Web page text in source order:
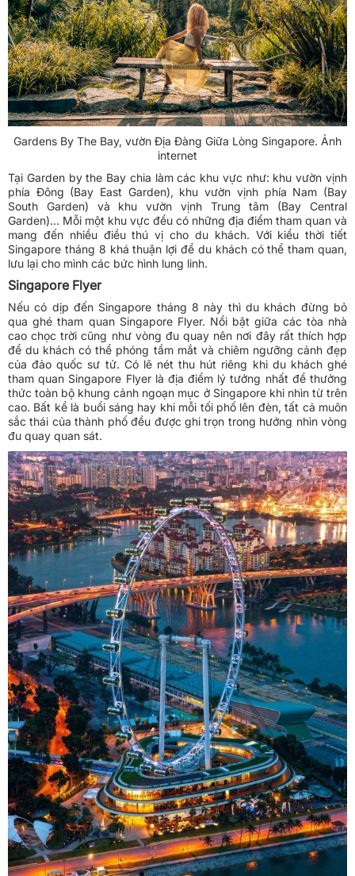
Gardens By The Bay, vườn Địa Đàng Giữa Lòng Singapore. Ảnh
internet
Tại Garden by the Bay chia làm các khu vực như: khu vườn vịnh
phía Đông (Bay East Garden), khu vườn vịnh phía Nam (Bay
South Garden) và khu vườn vịnh Trung tâm (Bay Central
Garden)... Mỗi một khu vực đều có những địa điểm tham quan và
mang đến nhiều điều thú vị cho du khách. Với kiểu thời tiết
Singapore tháng 8 khá thuận lợi để du khách có thể tham quan,
lưu lại cho mình các bức hình lung linh.
Singapore Flyer
Nếu có dịp đến Singapore tháng 8 này thì du khách đừng bỏ
qua ghé tham quan Singapore Flyer. Nổi bật giữa các tòa nhà
cao chọc trời cũng như vòng đu quay nên nơi đây rất thích hợp
để du khách có thể phóng tầm mắt và chiêm ngưỡng cảnh đẹp
của đảo quốc sư tử. Có lẽ nét thu hút riêng khi du khách ghé
tham quan Singapore Flyer là địa điểm lý tưởng nhất để thưởng
thức toàn bộ khung cảnh ngoạn mục ở Singapore khi nhìn từ trên
cao. Bất kể là buổi sáng hay khi mỗi tối phố lên đèn, tất cả muôn
sắc thái của thành phố đều được ghi trọn trong hướng nhìn vòng
đu quay quan sát.